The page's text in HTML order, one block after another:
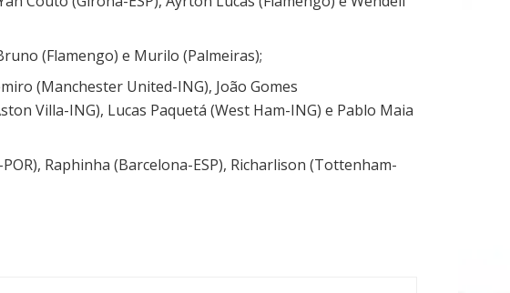
(Flamengo) e Murilo (Palmeiras);
(Manchester United-ING), João Gomes
Villa-ING), Lucas Paquetá (West Ham-ING) e Pablo Maia
Raphinha (Barcelona-ESP), Richarlison (Tottenham-